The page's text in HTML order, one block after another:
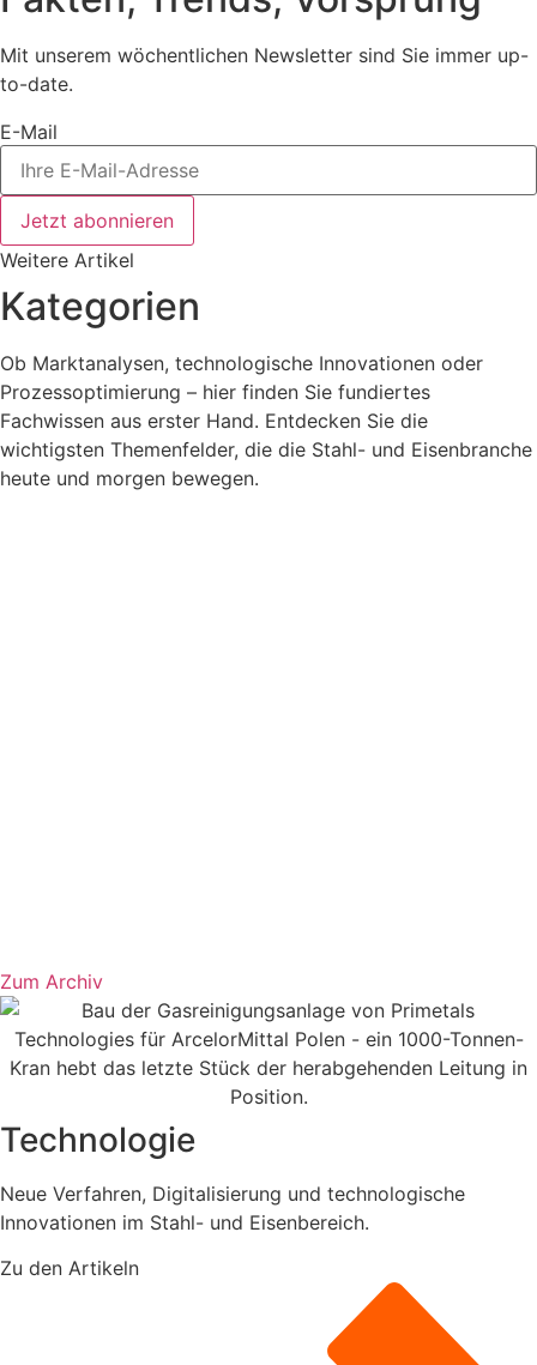
Mit unserem wöchentlichen Newsletter sind Sie immer up-
to-date.
E-Mail
Jetzt abonnieren
Weitere Artikel
Kategorien
Ob Marktanalysen, technologische Innovationen oder
Prozessoptimierung – hier finden Sie fundiertes
Fachwissen aus erster Hand. Entdecken Sie die
wichtigsten Themenfelder, die die Stahl- und Eisenbranche
heute und morgen bewegen.
Zum Archiv
Technologie
Neue Verfahren, Digitalisierung und technologische
Innovationen im Stahl- und Eisenbereich.
Zu den Artikeln